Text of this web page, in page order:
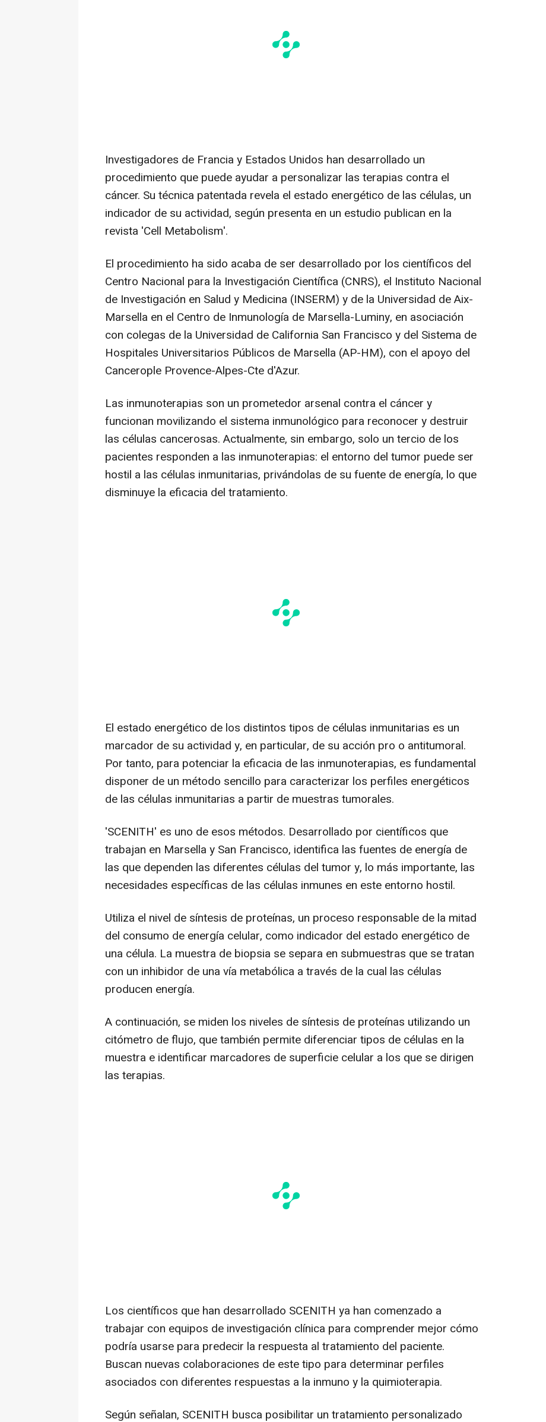
Investigadores de Francia y Estados Unidos han desarrollado un
procedimiento que puede ayudar a personalizar las terapias contra el
cáncer. Su técnica patentada revela el estado energético de las células, un
indicador de su actividad, según presenta en un estudio publican en la
revista 'Cell Metabolism'.
El procedimiento ha sido acaba de ser desarrollado por los científicos del
Centro Nacional para la Investigación Científica (CNRS), el Instituto Nacional
de Investigación en Salud y Medicina (INSERM) y de la Universidad de Aix-
Marsella en el Centro de Inmunología de Marsella-Luminy, en asociación
con colegas de la Universidad de California San Francisco y del Sistema de
Hospitales Universitarios Públicos de Marsella (AP-HM), con el apoyo del
Cancerople Provence-Alpes-Cte d'Azur.
Las inmunoterapias son un prometedor arsenal contra el cáncer y
funcionan movilizando el sistema inmunológico para reconocer y destruir
las células cancerosas. Actualmente, sin embargo, solo un tercio de los
pacientes responden a las inmunoterapias: el entorno del tumor puede ser
hostil a las células inmunitarias, privándolas de su fuente de energía, lo que
disminuye la eficacia del tratamiento.
El estado energético de los distintos tipos de células inmunitarias es un
marcador de su actividad y, en particular, de su acción pro o antitumoral.
Por tanto, para potenciar la eficacia de las inmunoterapias, es fundamental
disponer de un método sencillo para caracterizar los perfiles energéticos
de las células inmunitarias a partir de muestras tumorales.
'SCENITH' es uno de esos métodos. Desarrollado por científicos que
trabajan en Marsella y San Francisco, identifica las fuentes de energía de
las que dependen las diferentes células del tumor y, lo más importante, las
necesidades específicas de las células inmunes en este entorno hostil.
Utiliza el nivel de síntesis de proteínas, un proceso responsable de la mitad
del consumo de energía celular, como indicador del estado energético de
una célula. La muestra de biopsia se separa en submuestras que se tratan
con un inhibidor de una vía metabólica a través de la cual las células
producen energía.
A continuación, se miden los niveles de síntesis de proteínas utilizando un
citómetro de flujo, que también permite diferenciar tipos de células en la
muestra e identificar marcadores de superficie celular a los que se dirigen
las terapias.
Los científicos que han desarrollado SCENITH ya han comenzado a
trabajar con equipos de investigación clínica para comprender mejor cómo
podría usarse para predecir la respuesta al tratamiento del paciente.
Buscan nuevas colaboraciones de este tipo para determinar perfiles
asociados con diferentes respuestas a la inmuno y la quimioterapia.
Según señalan, SCENITH busca posibilitar un tratamiento personalizado